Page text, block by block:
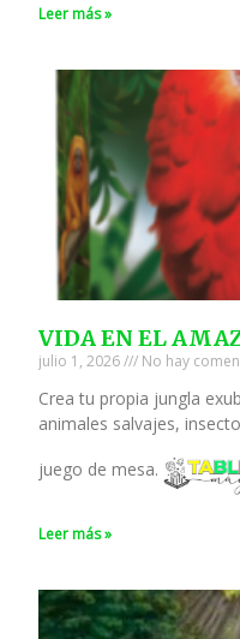
Leer más »
VIDA EN EL
julio 1, 2026 No hay
Crea tu propia jungla
animales salvajes,
juego de mesa.
Leer más »